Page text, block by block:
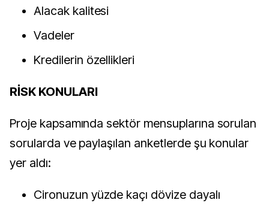
Alacak kalitesi
Vadeler
Kredilerin özellikleri
RİSK KONULARI
Proje kapsamında sektör mensuplarına sorulan
sorularda ve paylaşılan anketlerde şu konular
yer aldı:
Cironuzun yüzde kaçı dövize dayalı